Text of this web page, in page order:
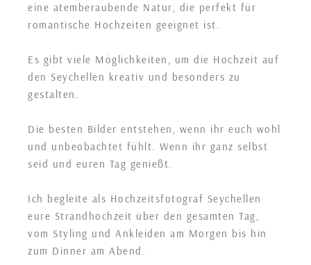
eine atemberaubende Natur, die perfekt für
romantische Hochzeiten geeignet ist.
Es gibt viele Möglichkeiten, um die Hochzeit auf
den Seychellen kreativ und besonders zu
gestalten.
Die besten Bilder entstehen, wenn ihr euch wohl
und unbeobachtet fühlt. Wenn ihr ganz selbst
seid und euren Tag genießt.
Ich begleite als Hochzeitsfotograf Seychellen
eure Strandhochzeit über den gesamten Tag,
vom Styling und Ankleiden am Morgen bis hin
zum Dinner am Abend.